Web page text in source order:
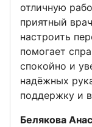
отличную
приятный
настроить
помогает
спокойно и
надёжных
поддержку и
Отзыв от
Белякова